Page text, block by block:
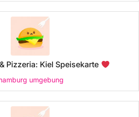
Pizzeria: Kiel Speisekarte
umgebung